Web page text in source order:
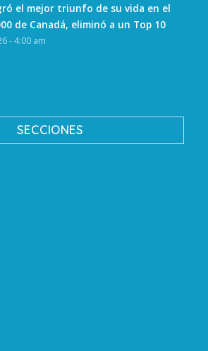
el mejor triunfo de su vida en el
de Canadá, eliminó a un Top 10
- 4:00 am
SECCIONES